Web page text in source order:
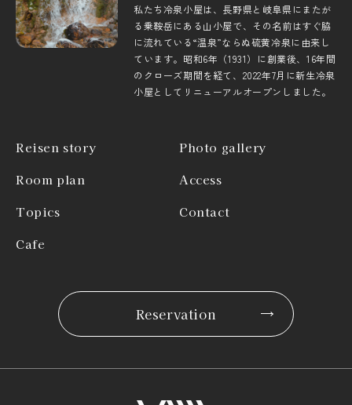
私たち冷泉小屋は、長野県と岐阜県にまたが
る乗鞍岳にある山小屋で、その名前はすぐ脇
に流れている“温泉”ならぬ硫黄冷泉に由来し
ています。昭和6年（1931）に創業後、16年間
のクローズ期間を経て、2022年7月に新生冷泉
小屋としてリニューアルオープンしました。
Reisen story
Room plan
Topics
Cafe
Photo gallery
Access
Contact
Reservation